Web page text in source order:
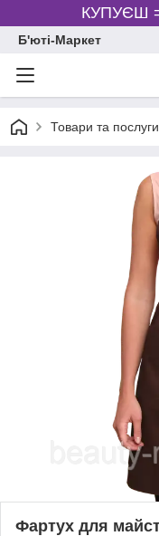
КУПУЄШ
Б'юті-Маркет
Товари та послуги
Фартух для